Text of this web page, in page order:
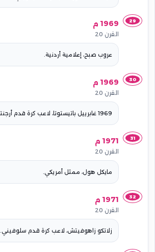
29 1969 م
القرن 20
عروب صبح، إعلامية أردنية.
30 1969 م
القرن 20
1969 غابرييل باتيستوتا، لاعب كرة قدم أرجنتيني.
31 1971 م
القرن 20
مايكل هول، ممثل أمريكي.
32 1971 م
القرن 20
زلاتكو زاهوفيتش، لاعب كرة قدم سلوفيني.